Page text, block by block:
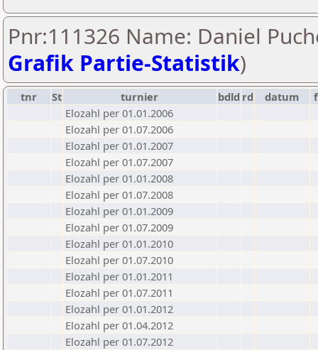
Pnr:111326 Name: Daniel
Grafik Partie-Statistik)
tnr St turnier bdld rd datum
f
Elozahl per 01.01.2006
Elozahl per 01.07.2006
Elozahl per 01.01.2007
Elozahl per 01.07.2007
Elozahl per 01.01.2008
Elozahl per 01.07.2008
Elozahl per 01.01.2009
Elozahl per 01.07.2009
Elozahl per 01.01.2010
Elozahl per 01.07.2010
Elozahl per 01.01.2011
Elozahl per 01.07.2011
Elozahl per 01.01.2012
Elozahl per 01.04.2012
Elozahl per 01.07.2012